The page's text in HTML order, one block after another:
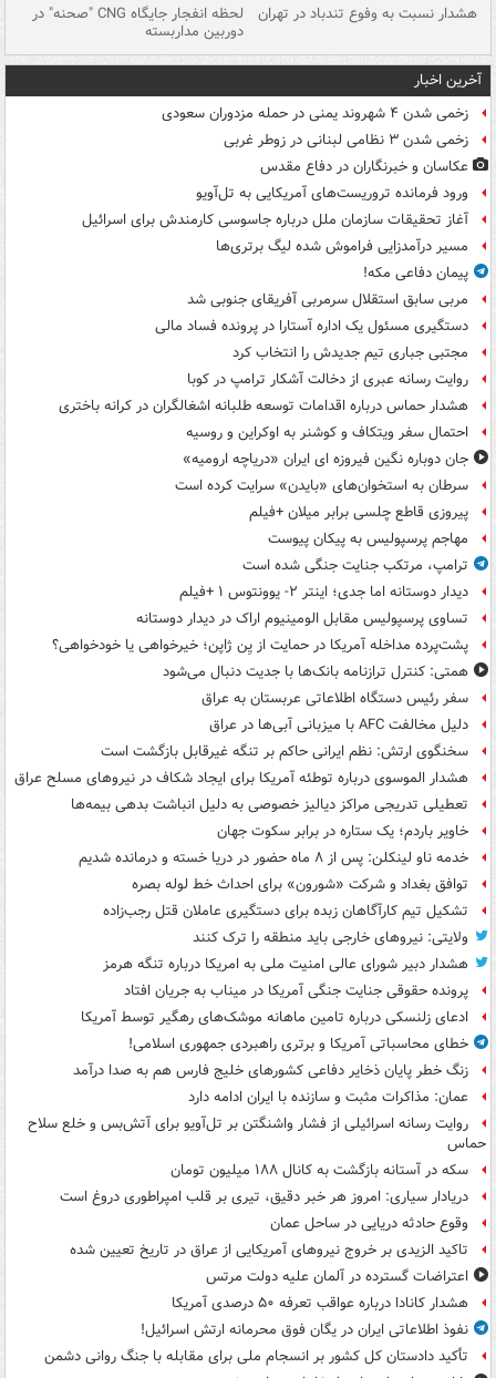
هشدار نسبت به وفوع تندباد در تهران لحظه انفجار جایگاه CNG "صحنه" در
دوربین مداربسته
آخرین اخبار
زخمی شدن ۴ شهروند یمنی در حمله مزدوران سعودی
زخمی شدن ۳ نظامی لبنانی در زوطر غربی
عکاسان و خبرنگاران در دفاع مقدس
ورود فرمانده تروریست‌های آمریکایی به تل‌آویو
آغاز تحقیقات سازمان ملل درباره جاسوسی کارمندش برای اسرائیل
مسیر درآمدزایی فراموش شده لیگ برتری‌ها
پیمان دفاعی مکه!
مربی سابق استقلال سرمربی آفریقای جنوبی شد
دستگیری مسئول یک اداره آستارا در پرونده فساد مالی
مجتبی جباری تیم جدیدش را انتخاب کرد
روایت رسانه عبری از دخالت آشکار ترامپ در کوبا
هشدار حماس درباره اقدامات توسعه طلبانه اشغالگران در کرانه باختری
احتمال سفر ویتکاف و کوشنر به اوکراین و روسیه
جان دوباره نگین فیروزه ای ایران «دریاچه ارومیه»
سرطان به استخوان‌های «بایدن» سرایت کرده است
پیروزی قاطع چلسی برابر میلان +فیلم
مهاجم پرسپولیس به پیکان پیوست
ترامپ، مرتکب جنایت جنگی شده است
دیدار دوستانه اما جدی؛ اینتر ۲- یوونتوس ۱ +فیلم
تساوی پرسپولیس مقابل الومینیوم اراک در دیدار دوستانه
پشت‌پرده مداخله آمریکا در حمایت از یِن ژاپن؛ خیرخواهی یا خودخواهی؟
همتی: کنترل ترازنامه بانک‌ها با جدیت دنبال می‌شود
سفر رئیس دستگاه اطلاعاتی عربستان به عراق
دلیل مخالفت AFC با میزبانی آبی‌ها در عراق
سخنگوی ارتش: نظم ایرانی حاکم بر تنگه غیرقابل بازگشت است
هشدار الموسوی درباره توطئه آمریکا برای ایجاد شکاف در نیروهای مسلح عراق
تعطیلی تدریجی مراکز دیالیز خصوصی به دلیل انباشت بدهی بیمه‌ها
خاویر باردم؛ یک ستاره در برابر سکوت جهان
خدمه ناو لینکلن: پس از ۸ ماه حضور در دریا خسته و درمانده‌ شدیم
توافق بغداد و شرکت «شورون» برای احداث خط لوله بصره
تشکیل تیم کارآگاهان زبده برای دستگیری عاملان قتل رجب‌زاده
ولایتی: نیروهای خارجی باید منطقه را ترک کنند
هشدار دبیر شورای عالی امنیت ملی به امریکا درباره تنگه هرمز
پرونده حقوقی جنایت جنگی آمریکا در میناب به جریان افتاد
ادعای زلنسکی درباره تامین ماهانه موشک‌های رهگیر توسط آمریکا
خطای محاسباتی آمریکا و برتری راهبردی جمهوری اسلامی!
زنگ خطر پایان ذخایر دفاعی کشورهای خلیج فارس هم به صدا درآمد
عمان: مذاکرات مثبت و سازنده با ایران ادامه دارد
روایت رسانه اسرائیلی از فشار واشنگتن بر تل‌آویو برای آتش‌بس و خلع سلاح
حماس
سکه در آستانه بازگشت به کانال ۱۸۸ میلیون تومان
دریادار سیاری: امروز هر خبر دقیق، تیری بر قلب امپراطوری دروغ است
وقوع حادثه دریایی در ساحل عمان
تاکید الزیدی بر خروج نیروهای آمریکایی از عراق در تاریخ تعیین شده
اعتراضات گسترده در آلمان علیه دولت مرتس
هشدار کانادا درباره عواقب تعرفه ۵۰ درصدی آمریکا
نفوذ اطلاعاتی ایران در یگان فوق محرمانه ارتش اسرائیل!
تأکید دادستان کل کشور بر انسجام ملی برای مقابله با جنگ روانی دشمن